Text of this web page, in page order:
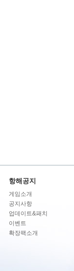
항해공지
게임소개
공지사항
업데이트&패치
이벤트
확장팩소개